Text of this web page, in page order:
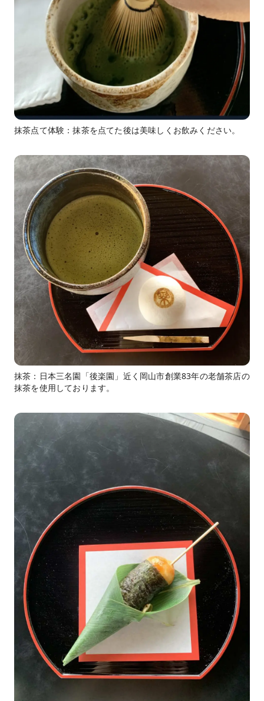
抹茶点て体験：抹茶を点てた後は美味しくお飲みください。
抹茶：日本三名園「後楽園」近く岡山市創業83年の老舗茶店の
抹茶を使用しております。